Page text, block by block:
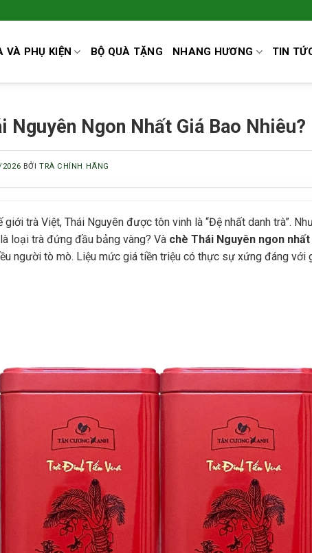
VÀ PHỤ KIỆN BỘ QUÀ TẶNG NHANG HƯƠNG TIN
Nguyên Ngon Nhất Giá Bao Nhiêu?
2026 BỞI TRÀ CHÍNH HÃNG
giới trà Việt, Thái Nguyên được tôn vinh là “Đệ nhất danh trà”.
loại trà đứng đầu bảng vàng? Và chè Thái Nguyên ngon
người tò mò. Liệu mức giá tiền triệu có thực sự xứng đáng với